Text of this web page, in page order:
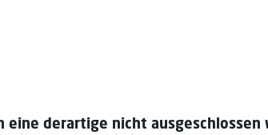
eine derartige nicht ausgeschlossen